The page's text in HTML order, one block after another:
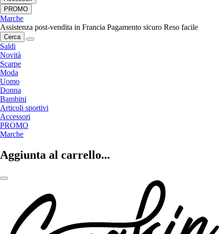
PROMO
Marche
Assistenza post-vendita in Francia Pagamento sicuro Reso facile
Cerca
Saldi
Novità
Scarpe
Moda
Uomo
Donna
Bambini
Articoli sportivi
Accessori
PROMO
Marche
Aggiunta al carrello...